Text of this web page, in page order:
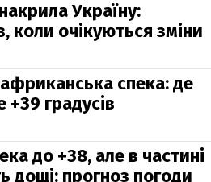
Україну:
коли очікуються зміни
спека: де
+39 градусів
до +38, але в частині
дощі: прогноз погоди